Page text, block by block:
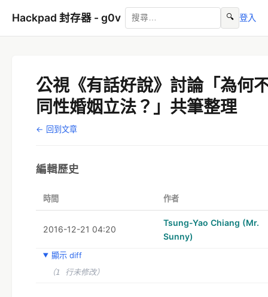
Hackpad 封存器 - g0v 🔍 登入
公視《有話好說》討論「為何
同性婚姻立法？」共筆整理
← 回到文章
編輯歷史
時間 作者
2016-12-21 04:20
Tsung-Yao Chiang (Mr.
Sunny)
顯示 diff
（1 行未修改）